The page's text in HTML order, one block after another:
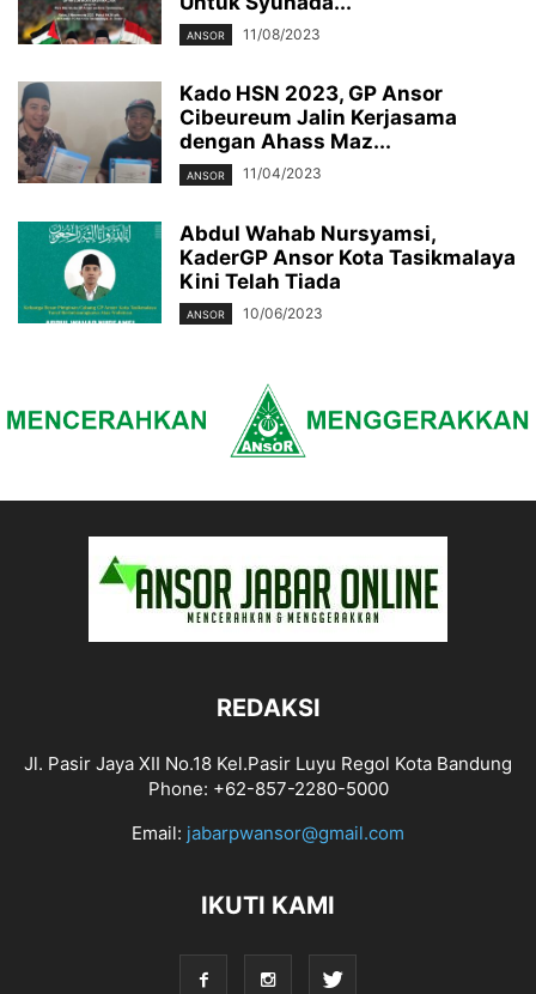
ANSOR 11/08/2023
Kado HSN 2023, GP Ansor
Cibeureum Jalin Kerjasama
dengan Ahass Maz...
ANSOR 11/04/2023
Abdul Wahab Nursyamsi,
KaderGP Ansor Kota Tasikmalaya
Kini Telah Tiada
ANSOR 10/06/2023
REDAKSI
Jl. Pasir Jaya XII No.18 Kel.Pasir Luyu Regol Kota Bandung
Phone: +62-857-2280-5000
Email: jabarpwansor@gmail.com
IKUTI KAMI